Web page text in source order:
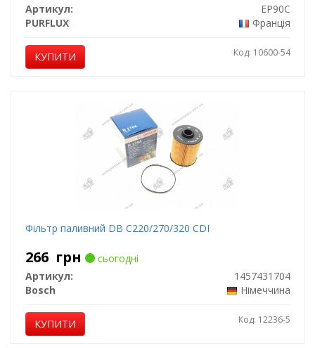
Артикул:
EP90C
PURFLUX
Франція
КУПИТИ Код: 10600-54
Фільтр паливний DB C220/270/320 CDI
266 грн
сьогодні
Артикул:
1457431704
Bosch
Німеччина
КУПИТИ Код: 12236-5